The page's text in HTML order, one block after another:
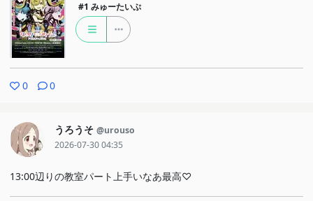
#1 みゅーたいぷ
0 0
うろうそ @urouso
2026-07-30 04:35
13:00辺りの教室パート上手いなあ最高♡